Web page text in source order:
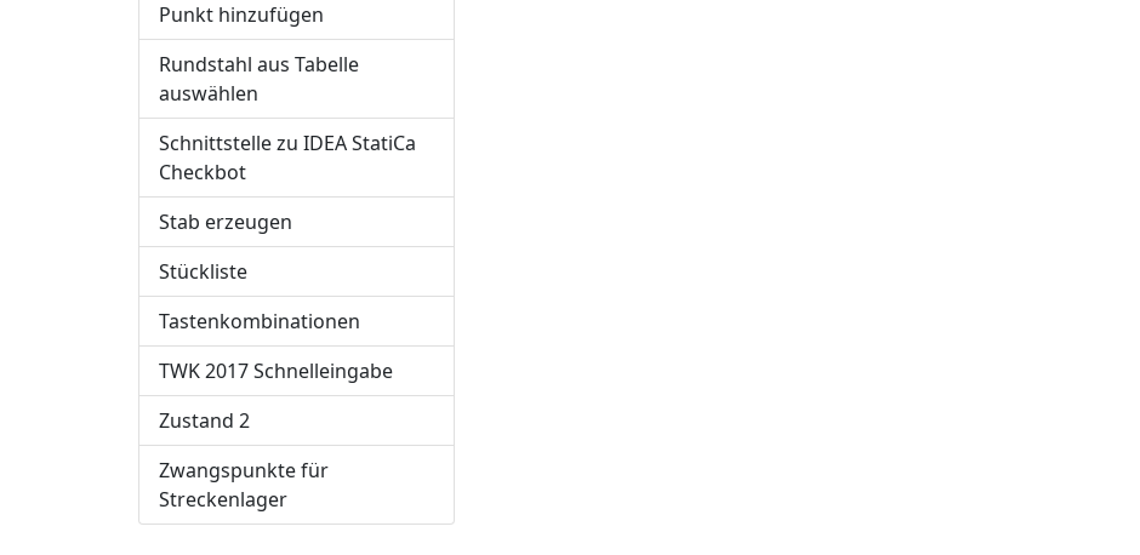
Punkt hinzufügen
Rundstahl aus Tabelle
auswählen
Schnittstelle zu IDEA StatiCa
Checkbot
Stab erzeugen
Stückliste
Tastenkombinationen
TWK 2017 Schnelleingabe
Zustand 2
Zwangspunkte für
Streckenlager